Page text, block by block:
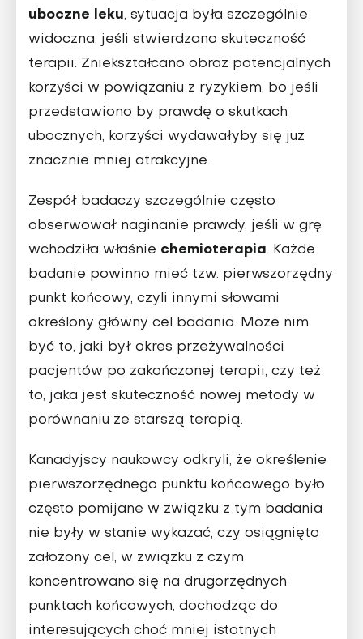
uboczne leku, sytuacja była szczególnie
widoczna, jeśli stwierdzano skuteczność
terapii. Zniekształcano obraz potencjalnych
korzyści w powiązaniu z ryzykiem, bo jeśli
przedstawiono by prawdę o skutkach
ubocznych, korzyści wydawałyby się już
znacznie mniej atrakcyjne.
Zespół badaczy szczególnie często
obserwował naginanie prawdy, jeśli w grę
wchodziła właśnie chemioterapia. Każde
badanie powinno mieć tzw. pierwszorzędny
punkt końcowy, czyli innymi słowami
określony główny cel badania. Może nim
być to, jaki był okres przeżywalności
pacjentów po zakończonej terapii, czy też
to, jaka jest skuteczność nowej metody w
porównaniu ze starszą terapią.
Kanadyjscy naukowcy odkryli, że określenie
pierwszorzędnego punktu końcowego było
często pomijane w związku z tym badania
nie były w stanie wykazać, czy osiągnięto
założony cel, w związku z czym
koncentrowano się na drugorzędnych
punktach końcowych, dochodząc do
interesujących choć mniej istotnych